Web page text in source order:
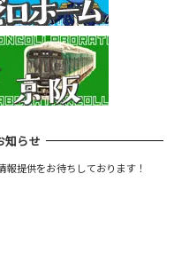
知らせ
報提供をお待ちしております！